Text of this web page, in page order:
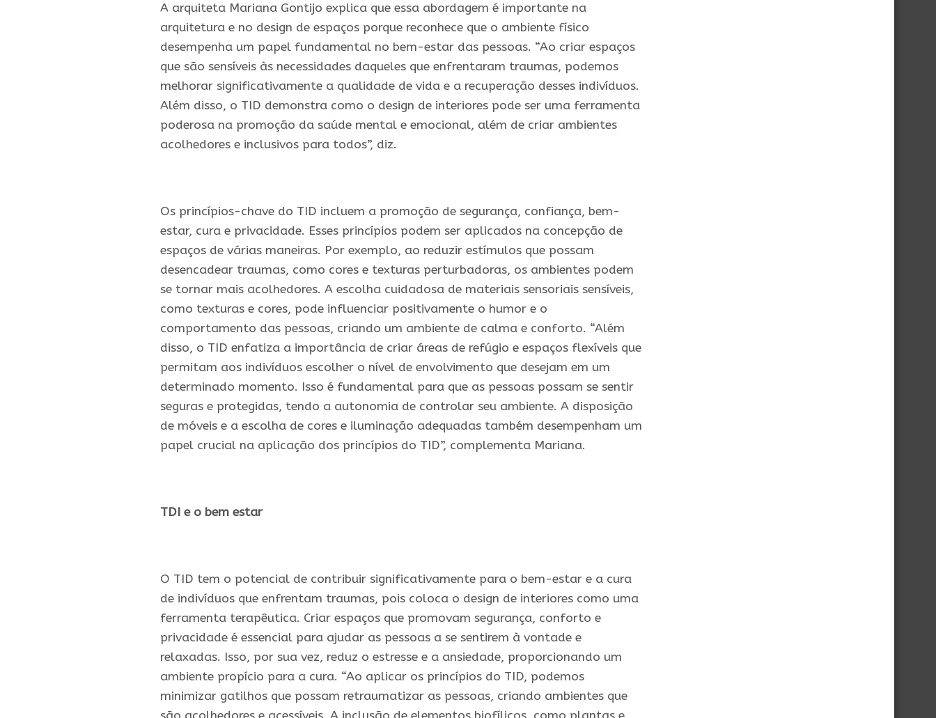
A arquiteta Mariana Gontijo explica que essa abordagem é importante na
arquitetura e no design de espaços porque reconhece que o ambiente físico
desempenha um papel fundamental no bem-estar das pessoas. “Ao criar espaços
que são sensíveis às necessidades daqueles que enfrentaram traumas, podemos
melhorar significativamente a qualidade de vida e a recuperação desses indivíduos.
Além disso, o TID demonstra como o design de interiores pode ser uma ferramenta
poderosa na promoção da saúde mental e emocional, além de criar ambientes
acolhedores e inclusivos para todos”, diz.
Os princípios-chave do TID incluem a promoção de segurança, confiança, bem-
estar, cura e privacidade. Esses princípios podem ser aplicados na concepção de
espaços de várias maneiras. Por exemplo, ao reduzir estímulos que possam
desencadear traumas, como cores e texturas perturbadoras, os ambientes podem
se tornar mais acolhedores. A escolha cuidadosa de materiais sensoriais sensíveis,
como texturas e cores, pode influenciar positivamente o humor e o
comportamento das pessoas, criando um ambiente de calma e conforto. “Além
disso, o TID enfatiza a importância de criar áreas de refúgio e espaços flexíveis que
permitam aos indivíduos escolher o nível de envolvimento que desejam em um
determinado momento. Isso é fundamental para que as pessoas possam se sentir
seguras e protegidas, tendo a autonomia de controlar seu ambiente. A disposição
de móveis e a escolha de cores e iluminação adequadas também desempenham um
papel crucial na aplicação dos princípios do TID”, complementa Mariana.
TDI e o bem estar
O TID tem o potencial de contribuir significativamente para o bem-estar e a cura
de indivíduos que enfrentam traumas, pois coloca o design de interiores como uma
ferramenta terapêutica. Criar espaços que promovam segurança, conforto e
privacidade é essencial para ajudar as pessoas a se sentirem à vontade e
relaxadas. Isso, por sua vez, reduz o estresse e a ansiedade, proporcionando um
ambiente propício para a cura. “Ao aplicar os princípios do TID, podemos
minimizar gatilhos que possam retraumatizar as pessoas, criando ambientes que